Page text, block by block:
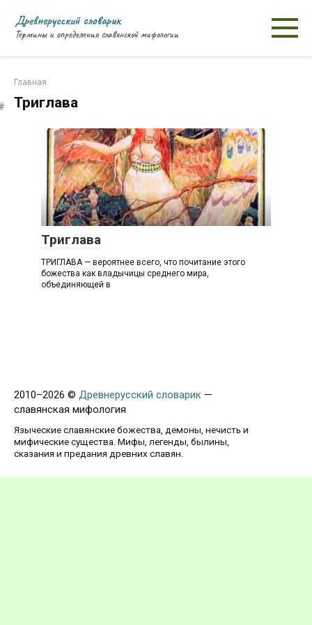
контенту
Древнерусский словарик
Термины и определения славянской мифологии
Главная
Триглава
Т
Триглава
ТРИГЛАВА — вероятнее всего, что почитание этого
божества как владычицы среднего мира,
объединяющей в
2010–2026 © Древнерусский словарик —
славянская мифология
Языческие славянские божества, демоны, нечисть и
мифические существа. Мифы, легенды, былины,
сказания и предания древних славян.